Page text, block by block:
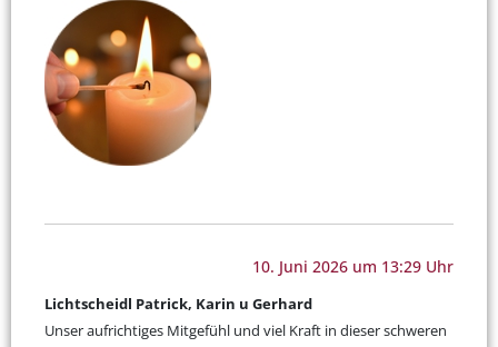
10. Juni 2026 um 13:29 Uhr
Lichtscheidl Patrick, Karin u Gerhard
Unser aufrichtiges Mitgefühl und viel Kraft in dieser schweren